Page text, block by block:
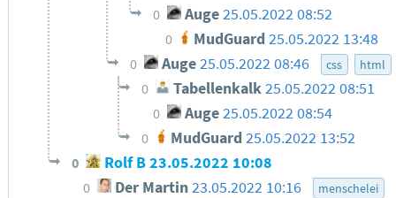
0 Auge25.05.2022 08:52
0 MudGuard 25.05.2022 13:48
0 Auge25.05.2022 08:46 css html
0 Tabellenkalk25.05.2022 08:51
0 Auge25.05.2022 08:54
0 MudGuard 25.05.2022 13:52
0 Rolf B 23.05.2022 10:08
0 Der Martin23.05.2022 10:16 menschelei